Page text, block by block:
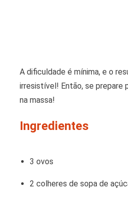
A dificuldade é mínima, e o
irresistível! Então, se prepare
na massa!
Ingredientes
3 ovos
2 colheres de sopa de